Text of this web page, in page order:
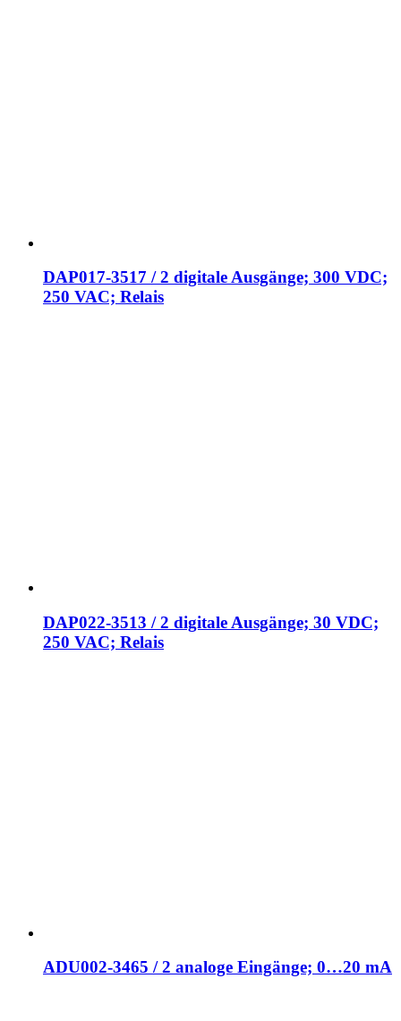
DAP017-3517 / 2 digitale Ausgänge; 300 VDC;
250 VAC; Relais
DAP022-3513 / 2 digitale Ausgänge; 30 VDC;
250 VAC; Relais
ADU002-3465 / 2 analoge Eingänge; 0…20 mA